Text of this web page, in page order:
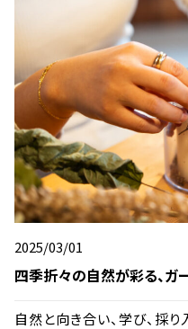
2025/03/01
四季折々の自然が彩る、ガ
自然と向き合い、学び、採り